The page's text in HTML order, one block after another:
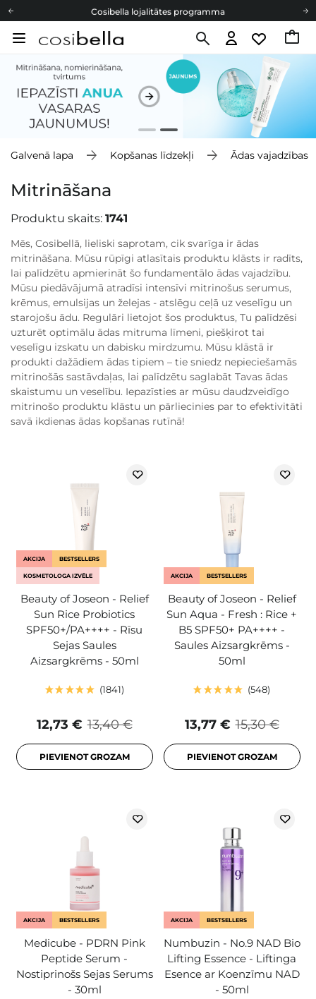
Cosibella lojalitātes programma
Bezmaskas piegāde no 49,00 €
Cosibella lojalitātes programma
Bezmaskas piegāde no 49,00 €
Galvenā lapa Kopšanas līdzekļi Ādas vajadzības
Mitrināšana
Produktu skaits: 1741
Mēs, Cosibellā, lieliski saprotam, cik svarīga ir ādas
mitrināšana. Mūsu rūpīgi atlasītais produktu klāsts ir radīts,
lai palīdzētu apmierināt šo fundamentālo ādas vajadzību.
Mūsu piedāvājumā atradīsi intensīvi mitrinošus serumus,
krēmus, emulsijas un želejas - atslēgu ceļā uz veselīgu un
starojošu ādu. Regulāri lietojot šos produktus, Tu palīdzēsi
uzturēt optimālu ādas mitruma līmeni, piešķirot tai
veselīgu izskatu un dabisku mirdzumu. Mūsu klāstā ir
produkti dažādiem ādas tipiem – tie sniedz nepieciešamās
mitrinošās sastāvdaļas, lai palīdzētu saglabāt Tavas ādas
skaistumu un veselību. Iepazīsties ar mūsu daudzveidīgo
mitrinošo produktu klāstu un pārliecinies par to efektivitāti
savā ikdienas ādas kopšanas rutīnā!
AKCIJA BESTSELLERS
KOSMETOLOGA IZVĒLE
Beauty of Joseon - Relief
Sun Rice Probiotics
SPF50+/PA++++ - Rīsu
Sejas Saules
Aizsargkrēms - 50ml
1841
13,40 €
12,73 €
PIEVIENOT GROZAM
AKCIJA BESTSELLERS
Beauty of Joseon - Relief
Sun Aqua - Fresh : Rice +
B5 SPF50+ PA++++ -
Saules Aizsargkrēms -
50ml
548
15,30 €
13,77 €
PIEVIENOT GROZAM
AKCIJA BESTSELLERS
Medicube - PDRN Pink
Peptide Serum -
Nostiprinošs Sejas Serums
- 30ml
AKCIJA BESTSELLERS
Numbuzin - No.9 NAD Bio
Lifting Essence - Liftinga
Esence ar Koenzīmu NAD
- 50ml